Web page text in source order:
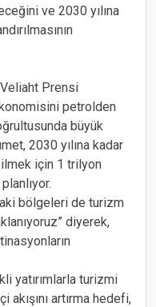
ve 2030 yılına
Prensi
petrolden
büyük
2030 yılına kadar
için 1 trilyon
bölgeleri de turizm
diyerek,
yatırımlarla turizmi
artırma hedefi,